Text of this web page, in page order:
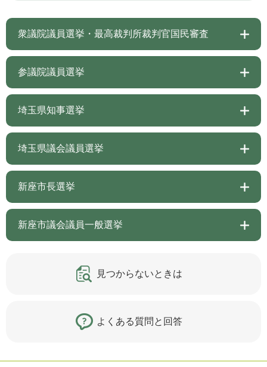
衆議院議員選挙・最高裁判所裁判官国民審査
参議院議員選挙
埼玉県知事選挙
埼玉県議会議員選挙
新座市長選挙
新座市議会議員一般選挙
見つからないときは
よくある質問と回答